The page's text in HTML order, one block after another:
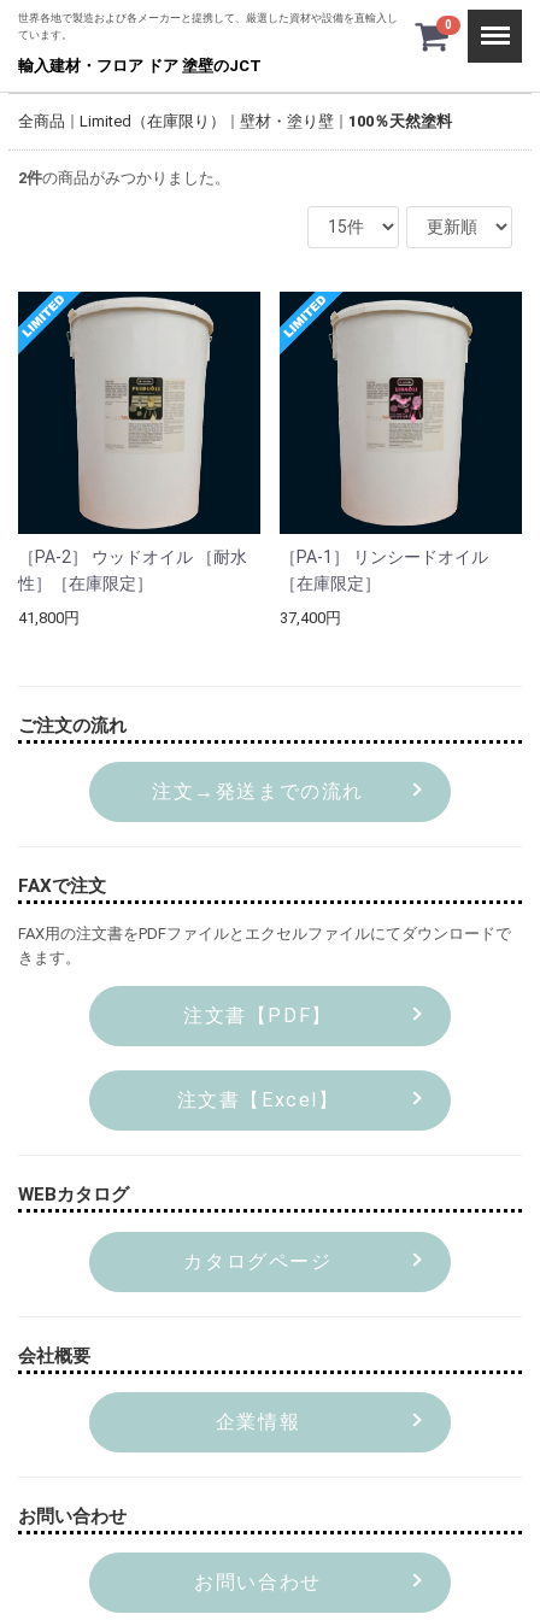
世界各地で製造および各メーカーと提携して、厳選した資材や設備を直輸入し
ています。
輸入建材・フロア ドア 塗壁のJCT
0
全商品 Limited（在庫限り） 壁材・塗り壁 100％天然塗料
2件の商品がみつかりました。
［PA-2］ ウッドオイル ［耐水
性］［在庫限定］
41,800円
［PA-1］ リンシードオイル
［在庫限定］
37,400円
ご注文の流れ
注文→発送までの流れ
FAXで注文
FAX用の注文書をPDFファイルとエクセルファイルにてダウンロードで
きます。
注文書【PDF】
注文書【Excel】
WEBカタログ
カタログページ
会社概要
企業情報
お問い合わせ
お問い合わせ